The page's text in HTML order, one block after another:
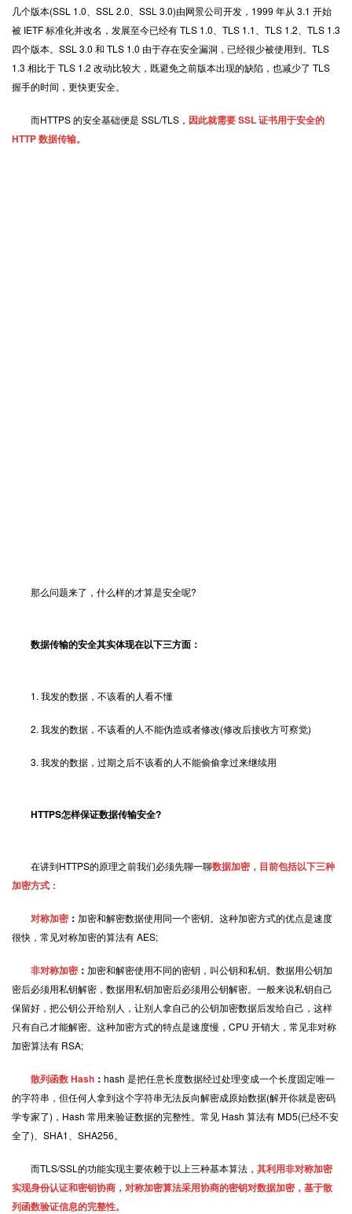
几个版本(SSL 1.0、SSL 2.0、SSL 3.0)由网景公司开发，1999 年从 3.1 开始
被 IETF 标准化并改名，发展至今已经有 TLS 1.0、TLS 1.1、TLS 1.2、TLS 1.3
四个版本。SSL 3.0 和 TLS 1.0 由于存在安全漏洞，已经很少被使用到。TLS
1.3 相比于 TLS 1.2 改动比较大，既避免之前版本出现的缺陷，也减少了 TLS
握手的时间，更快更安全。
而HTTPS 的安全基础便是 SSL/TLS， 因此就需要 SSL 证书用于安全的
HTTP 数据传输。
那么问题来了，什么样的才算是安全呢?
数据传输的安全其实体现在以下三方面：
1. 我发的数据，不该看的人看不懂
2. 我发的数据，不该看的人不能伪造或者修改(修改后接收方可察觉)
3. 我发的数据，过期之后不该看的人不能偷偷拿过来继续用
HTTPS怎样保证数据传输安全?
在讲到HTTPS的原理之前我们必须先聊一聊数据加密，目前包括以下三种
加密方式 ：
对称加密： 加密和解密数据使用同一个密钥。这种加密方式的优点是速度
很快，常见对称加密的算法有 AES;
非对称加密： 加密和解密使用不同的密钥，叫公钥和私钥。数据用公钥加
密后必须用私钥解密，数据用私钥加密后必须用公钥解密。一般来说私钥自己
保留好，把公钥公开给别人，让别人拿自己的公钥加密数据后发给自己，这样
只有自己才能解密。这种加密方式的特点是速度慢，CPU 开销大，常见非对称
加密算法有 RSA;
散列函数 Hash ： hash 是把任意长度数据经过处理变成一个长度固定唯一
的字符串，但任何人拿到这个字符串无法反向解密成原始数据(解开你就是密码
学专家了)，Hash 常用来验证数据的完整性。常见 Hash 算法有 MD5(已经不安
全了)、SHA1、SHA256。
而TLS/SSL的功能实现主要依赖于以上三种基本算法， 其利用非对称加密
实现身份认证和密钥协商，对称加密算法采用协商的密钥对数据加密，基于散
列函数验证信息的完整性。